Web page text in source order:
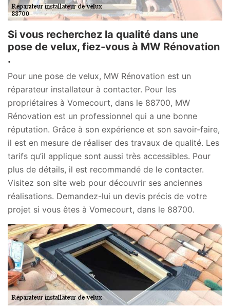
Si vous recherchez la qualité dans une
pose de velux, fiez-vous à MW Rénovation
.
Pour une pose de velux, MW Rénovation est un
réparateur installateur à contacter. Pour les
propriétaires à Vomecourt, dans le 88700, MW
Rénovation est un professionnel qui a une bonne
réputation. Grâce à son expérience et son savoir-faire,
il est en mesure de réaliser des travaux de qualité. Les
tarifs qu’il applique sont aussi très accessibles. Pour
plus de détails, il est recommandé de le contacter.
Visitez son site web pour découvrir ses anciennes
réalisations. Demandez-lui un devis précis de votre
projet si vous êtes à Vomecourt, dans le 88700.